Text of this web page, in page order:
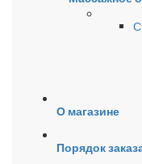
О магазине
Порядок